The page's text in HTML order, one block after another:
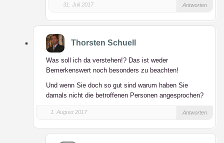
31. Juli 2017 Antworten
Thorsten Schuell
Was soll ich da verstehen!? Das ist weder
Bemerkenswert noch besonders zu beachten!
Und wenn Sie doch so gut sind warum haben Sie
damals nicht die betroffenen Personen angesprochen?
1. August 2017 Antworten